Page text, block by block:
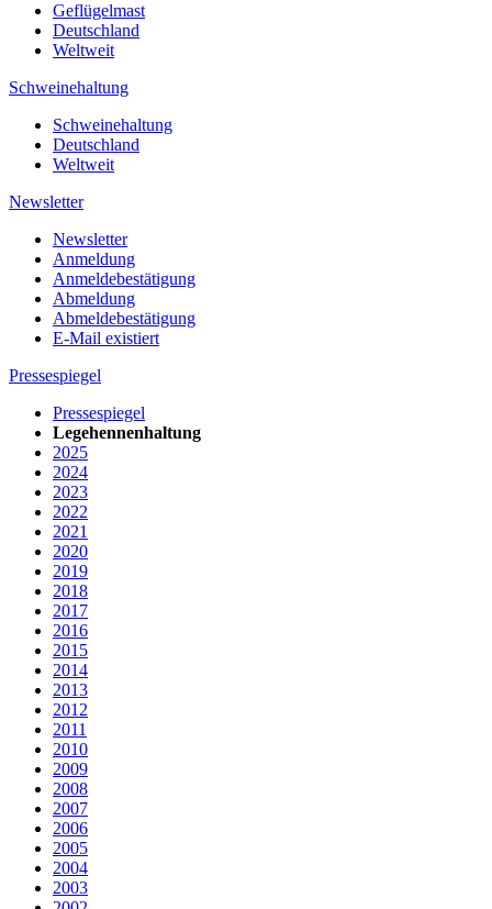
Geflügelmast
Deutschland
Weltweit
Schweinehaltung
Schweinehaltung
Deutschland
Weltweit
Newsletter
Newsletter
Anmeldung
Anmeldebestätigung
Abmeldung
Abmeldebestätigung
E-Mail existiert
Pressespiegel
Pressespiegel
Legehennenhaltung
2025
2024
2023
2022
2021
2020
2019
2018
2017
2016
2015
2014
2013
2012
2011
2010
2009
2008
2007
2006
2005
2004
2003